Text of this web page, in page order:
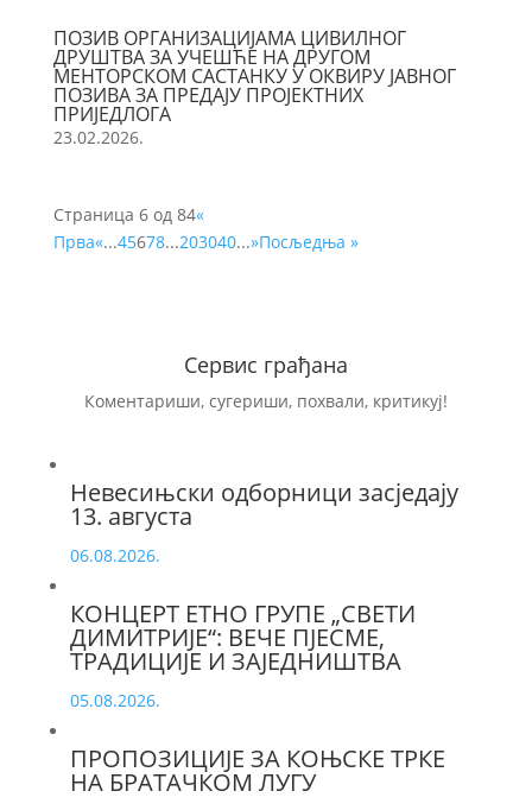
ПОЗИВ ОРГАНИЗАЦИЈАМА ЦИВИЛНОГ
ДРУШТВА ЗА УЧЕШЋЕ НА ДРУГОМ
МЕНТОРСКОМ САСТАНКУ У ОКВИРУ ЈАВНОГ
ПОЗИВА ЗА ПРЕДАЈУ ПРОЈЕКТНИХ
ПРИЈЕДЛОГА
23.02.2026.
Страница 6 од 84«
Прва«...45678...203040...»Посљедња »
Сервис грађана
Коментариши, сугериши, похвали, критикуј!
Невесињски одборници засједају
13. августа
06.08.2026.
КОНЦЕРТ ЕТНО ГРУПЕ „СВЕТИ
ДИМИТРИЈЕ“: ВЕЧЕ ПЈЕСМЕ,
ТРАДИЦИЈЕ И ЗАЈЕДНИШТВА
05.08.2026.
ПРОПОЗИЦИЈЕ ЗА КОЊСКЕ ТРКЕ
НА БРАТАЧКОМ ЛУГУ